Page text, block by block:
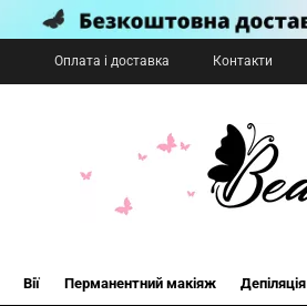
Оплата і доставка Контакти
Вії Перманентний макіяж Депіляція